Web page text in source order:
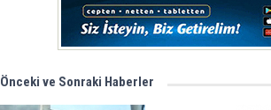
Önceki ve Sonraki Haberler